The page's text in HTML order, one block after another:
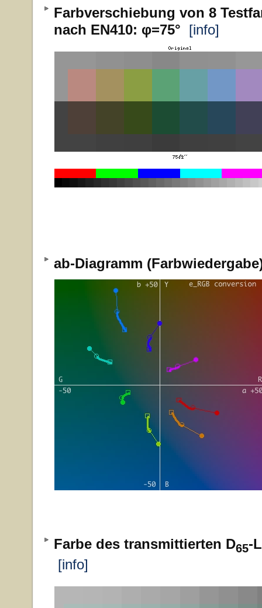
Farbverschiebung von 8
nach EN410: φ=75° [info]
ab-Diagramm
Farbe des transmittierten D65-
[info]